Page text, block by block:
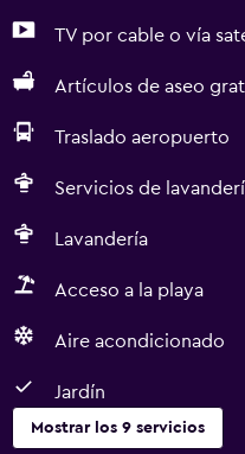
TV por cable o vía
Artículos de aseo
Traslado aeropuerto
Servicios de
Lavandería
Acceso a la playa
Aire acondicionado
Jardín
Mostrar los 9 servicios